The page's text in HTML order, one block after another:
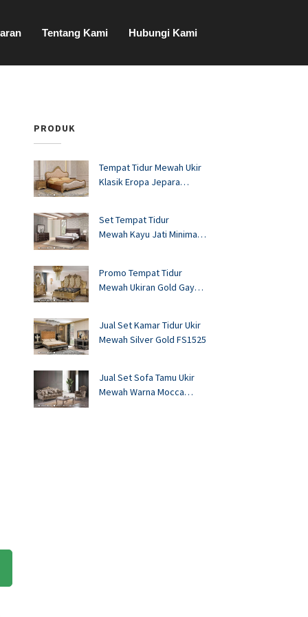
Tentang Kami Hubungi Kami
PRODUK
Tempat Tidur Mewah Ukir
Klasik Eropa Jepara
Set Tempat Tidur
Mewah Kayu Jati Minimalis
Promo Tempat Tidur
Mewah Ukiran Gold Gaya
Jual Set Kamar Tidur Ukir
Mewah Silver Gold FS1525
Jual Set Sofa Tamu Ukir
Mewah Warna Mocca